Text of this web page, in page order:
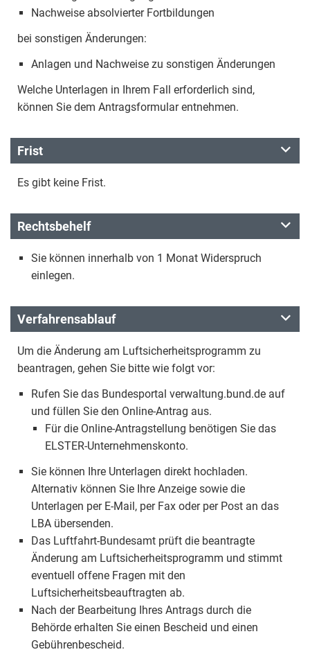
Nachweise absolvierter Fortbildungen
bei sonstigen Änderungen:
Anlagen und Nachweise zu sonstigen Änderungen
Welche Unterlagen in Ihrem Fall erforderlich sind,
können Sie dem Antragsformular entnehmen.
Frist
Es gibt keine Frist.
Rechtsbehelf
Sie können innerhalb von 1 Monat Widerspruch
einlegen.
Verfahrensablauf
Um die Änderung am Luftsicherheitsprogramm zu
beantragen, gehen Sie bitte wie folgt vor:
Rufen Sie das Bundesportal verwaltung.bund.de auf
und füllen Sie den Online-Antrag aus.
Für die Online-Antragstellung benötigen Sie das
ELSTER-Unternehmenskonto.
Sie können Ihre Unterlagen direkt hochladen.
Alternativ können Sie Ihre Anzeige sowie die
Unterlagen per E-Mail, per Fax oder per Post an das
LBA übersenden.
Das Luftfahrt-Bundesamt prüft die beantragte
Änderung am Luftsicherheitsprogramm und stimmt
eventuell offene Fragen mit den
Luftsicherheitsbeauftragten ab.
Nach der Bearbeitung Ihres Antrags durch die
Behörde erhalten Sie einen Bescheid und einen
Gebührenbescheid.